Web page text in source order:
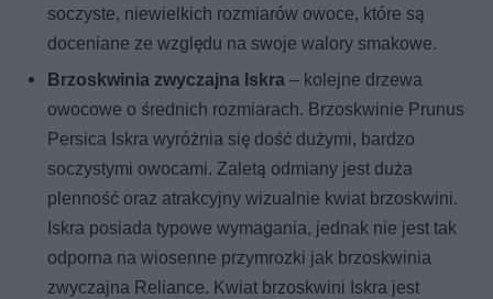
soczyste, niewielkich rozmiarów owoce, które są
doceniane ze względu na swoje walory smakowe.
Brzoskwinia zwyczajna Iskra – kolejne drzewa
owocowe o średnich rozmiarach. Brzoskwinie Prunus
Persica Iskra wyróżnia się dość dużymi, bardzo
soczystymi owocami. Zaletą odmiany jest duża
plenność oraz atrakcyjny wizualnie kwiat brzoskwini.
Iskra posiada typowe wymagania, jednak nie jest tak
odporna na wiosenne przymrozki jak brzoskwinia
zwyczajna Reliance. Kwiat brzoskwini Iskra jest